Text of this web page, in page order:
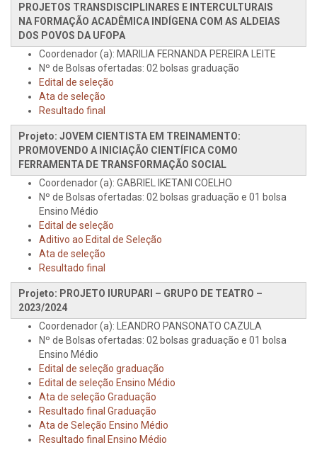
PROJETOS TRANSDISCIPLINARES E INTERCULTURAIS
NA FORMAÇÃO ACADÊMICA INDÍGENA COM AS ALDEIAS
DOS POVOS DA UFOPA
Coordenador (a): MARILIA FERNANDA PEREIRA LEITE
Nº de Bolsas ofertadas: 02 bolsas graduação
Edital de seleção
Ata de seleção
Resultado final
Projeto: JOVEM CIENTISTA EM TREINAMENTO:
PROMOVENDO A INICIAÇÃO CIENTÍFICA COMO
FERRAMENTA DE TRANSFORMAÇÃO SOCIAL
Coordenador (a): GABRIEL IKETANI COELHO
Nº de Bolsas ofertadas: 02 bolsas graduação e 01 bolsa
Ensino Médio
Edital de seleção
Aditivo ao Edital de Seleção
Ata de seleção
Resultado final
Projeto: PROJETO IURUPARI – GRUPO DE TEATRO –
2023/2024
Coordenador (a): LEANDRO PANSONATO CAZULA
Nº de Bolsas ofertadas: 02 bolsas graduação e 01 bolsa
Ensino Médio
Edital de seleção graduação
Edital de seleção Ensino Médio
Ata de seleção Graduação
Resultado final Graduação
Ata de Seleção Ensino Médio
Resultado final Ensino Médio